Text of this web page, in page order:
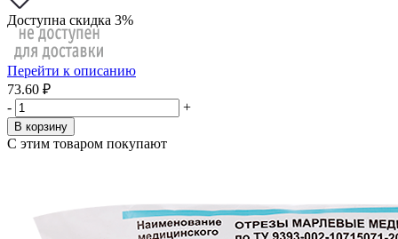
Доступна скидка 3%
Перейти к описанию
73.60 ₽
-
+
В корзину
С этим товаром покупают